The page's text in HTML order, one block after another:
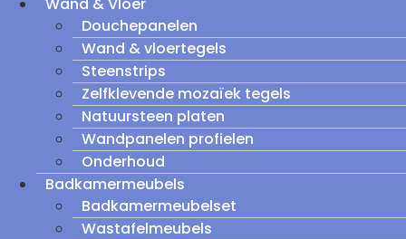
Douchepanelen
Wand & vloertegels
Steenstrips
Zelfklevende mozaïek tegels
Natuursteen platen
Wandpanelen profielen
Onderhoud
Badkamermeubels
Badkamermeubelset
Wastafelmeubels